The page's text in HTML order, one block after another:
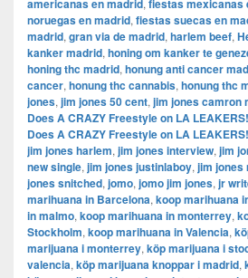
americanas en madrid, fiestas mexicanas
noruegas en madrid, fiestas suecas en
madrid, gran via de madrid, harlem beef,
kanker madrid, honing om kanker te
honing thc madrid, honung anti cancer
cancer, honung thc cannabis, honung thc
jones, jim jones 50 cent, jim jones camron
Does A CRAZY Freestyle on LA
Does A CRAZY Freestyle on LA
jim jones harlem, jim jones interview, jim
new single, jim jones justinlaboy, jim jones
jones snitched, jomo, jomo jim jones, jr
marihuana in Barcelona, koop marihuana
in malmo, koop marihuana in monterrey,
Stockholm, ​​koop marihuana in Valencia,
marijuana i monterrey, köp marijuana i
valencia, köp marijuana knoppar i madrid,